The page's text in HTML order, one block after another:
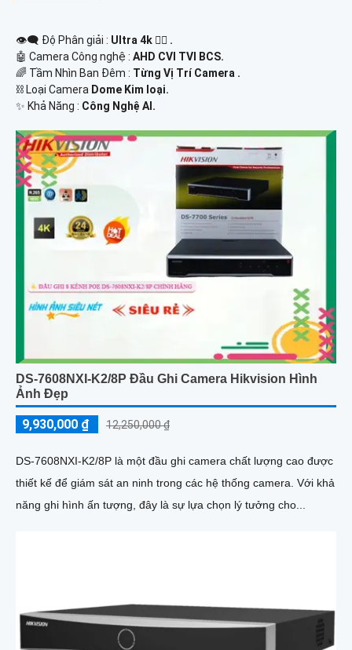
👁️‍🗨 Độ Phân giải : Ultra 4k 👍🏾 .
🤖️ Camera Công nghệ : AHD CVI TVI BCS.
🌈 Tầm Nhìn Ban Đêm : Từng Vị Trí Camera .
⛓ Loại Camera Dome Kim loại.
️✨ Khả Năng : Công Nghệ AI.
DS-7608NXI-K2/8P Đầu Ghi Camera Hikvision Hình
Ảnh Đẹp
9,930,000 ₫ 12,250,000 ₫
DS-7608NXI-K2/8P là một đầu ghi camera chất lượng cao được
thiết kế để giám sát an ninh trong các hệ thống camera. Với khả
năng ghi hình ấn tượng, đây là sự lựa chọn lý tưởng cho...